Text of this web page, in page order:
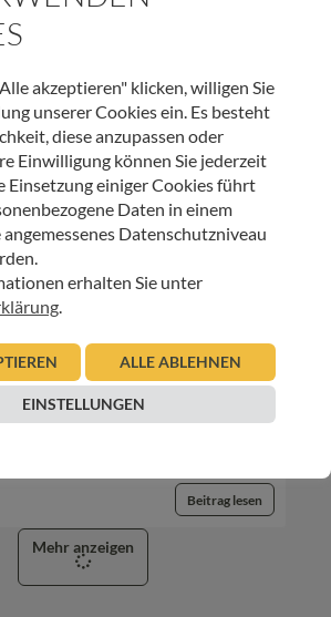
Beitrag lesen
in unruhigen Zeiten –
Beitrag lesen
Mehr anzeigen
akzeptieren" klicken, willigen Sie
unserer Cookies ein. Es besteht
diese anzupassen oder
Einwilligung können Sie jederzeit
Einsetzung einiger Cookies führt
Daten in einem
Datenschutzniveau
erhalten Sie unter
.
ALLE ABLEHNEN
EINSTELLUNGEN